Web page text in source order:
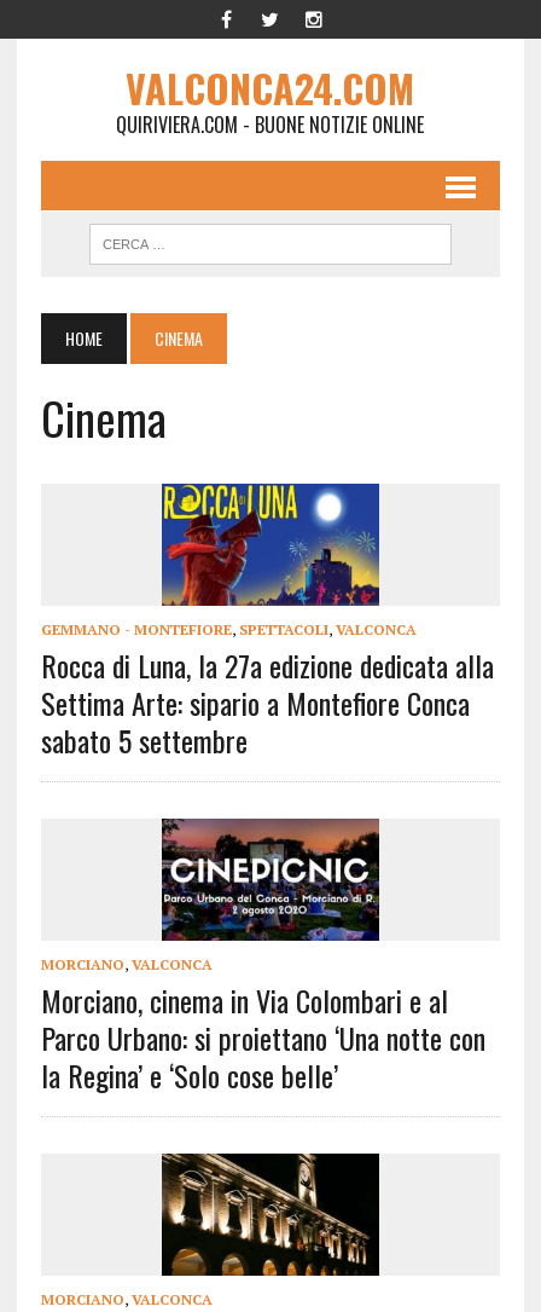
VALCONCA24.COM
QUIRIVIERA.COM - BUONE NOTIZIE ONLINE
HOME CINEMA
Cinema
GEMMANO - MONTEFIORE, SPETTACOLI, VALCONCA
Rocca di Luna, la 27a edizione dedicata alla
Settima Arte: sipario a Montefiore Conca
sabato 5 settembre
MORCIANO, VALCONCA
Morciano, cinema in Via Colombari e al
Parco Urbano: si proiettano ‘Una notte con
la Regina’ e ‘Solo cose belle’
MORCIANO, VALCONCA